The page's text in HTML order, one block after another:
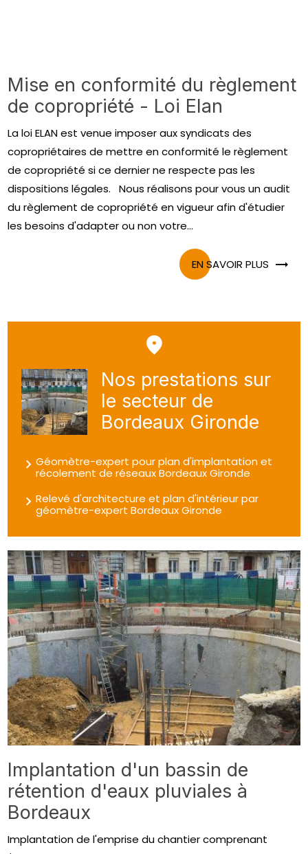
Mise en conformité du règlement
de copropriété - Loi Elan
La loi ELAN est venue imposer aux syndicats des
copropriétaires de mettre en conformité le règlement
de copropriété si ce dernier ne respecte pas les
dispositions légales. Nous réalisons pour vous un audit
du règlement de copropriété en vigueur afin d'étudier
les besoins d'adapter ou non votre...
EN SAVOIR PLUS
Nos prestations sur
le secteur de
Bordeaux Gironde
Géomètre-expert pour plan d'implantation et
récolement de réseaux Bordeaux Gironde
Relevé d'architecture et plan d'intérieur par
géomètre-expert Bordeaux Gironde
Implantation d'un bassin de
rétention d'eaux pluviales à
Bordeaux
Implantation de l'emprise du chantier comprenant